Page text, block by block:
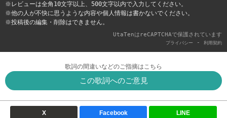
※レビューは全角10文字以上、500文字以内で入力してください。
※他の人が不快に思うような内容や個人情報は書かないでください。
※投稿後の編集・削除はできません。
UtaTenはreCAPTCHAで保護されています
プライバシー - 利用契約
歌詞の間違いなどのご指摘はこちら
この歌詞へのご意見
X Facebook LINE